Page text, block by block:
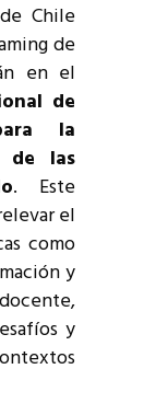
Chile
de
en el
de
la
de las
. Este
el
como
y
y